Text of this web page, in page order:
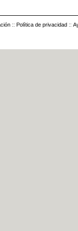
:: Política de privacidad ::